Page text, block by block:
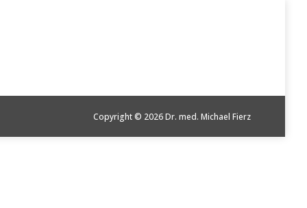
Copyright © 2026 Dr. med. Michael Fierz